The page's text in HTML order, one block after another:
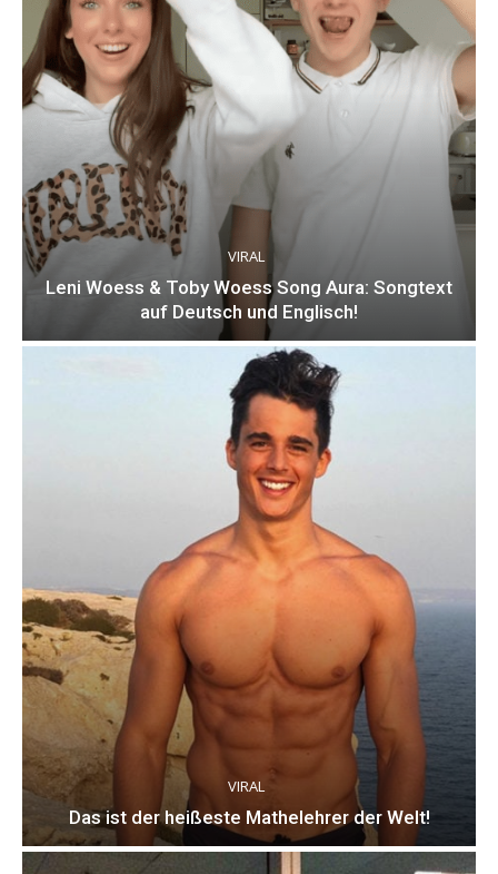
VIRAL
Leni Woess & Toby Woess Song Aura: Songtext
auf Deutsch und Englisch!
VIRAL
Das ist der heißeste Mathelehrer der Welt!